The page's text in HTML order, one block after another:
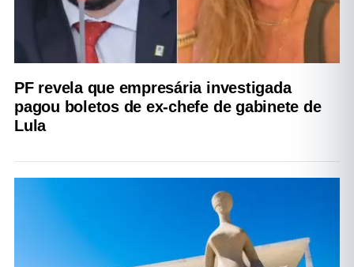
PF revela que empresária investigada
pagou boletos de ex-chefe de gabinete de
Lula